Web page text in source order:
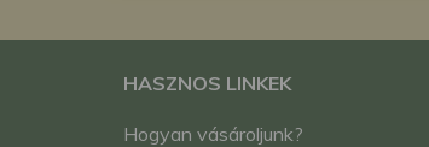
HASZNOS LINKEK
Hogyan vásároljunk?